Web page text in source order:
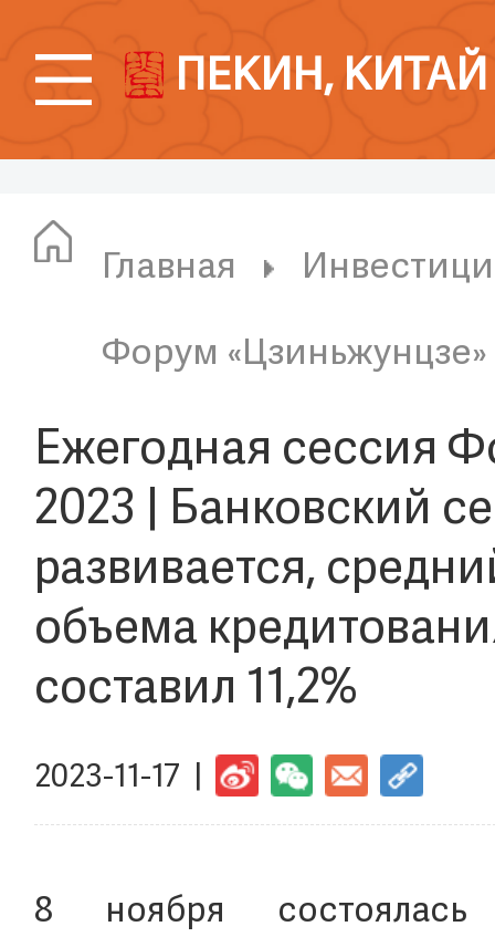
ПЕКИН, КИТАЙ
Главная
Форум «Цзиньжунцзе»
Ежегодная сессия
2023 | Банковский
развивается,
объема
составил 11,2%
2023-11-17 |
8 ноября